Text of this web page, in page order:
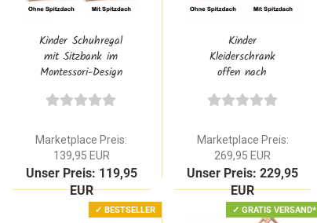
Kinder Schuhregal
mit Sitzbank im
Montessori-Design
Marketplace Preis:
139,95 EUR
Unser Preis: 119,95
EUR
Kinder
Kleiderschrank
offen nach
Buche mit Regal
Marketplace Preis:
269,95 EUR
Unser Preis: 229,95
EUR
✓ BESTSELLER ✓ GRATIS VERSAND*